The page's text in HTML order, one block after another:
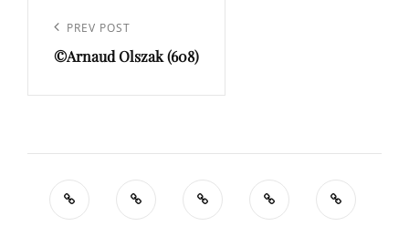
l’article
Previous
Post
PREV POST
©Arnaud Olszak (608)